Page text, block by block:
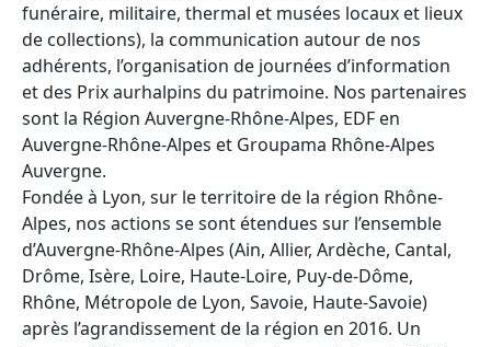
funéraire, militaire, thermal et musées locaux et lieux
de collections), la communication autour de nos
adhérents, l’organisation de journées d’information
et des Prix aurhalpins du patrimoine. Nos partenaires
sont la Région Auvergne-Rhône-Alpes, EDF en
Auvergne-Rhône-Alpes et Groupama Rhône-Alpes
Auvergne.
Fondée à Lyon, sur le territoire de la région Rhône-
Alpes, nos actions se sont étendues sur l’ensemble
d’Auvergne-Rhône-Alpes (Ain, Allier, Ardèche, Cantal,
Drôme, Isère, Loire, Haute-Loire, Puy-de-Dôme,
Rhône, Métropole de Lyon, Savoie, Haute-Savoie)
après l’agrandissement de la région en 2016. Un